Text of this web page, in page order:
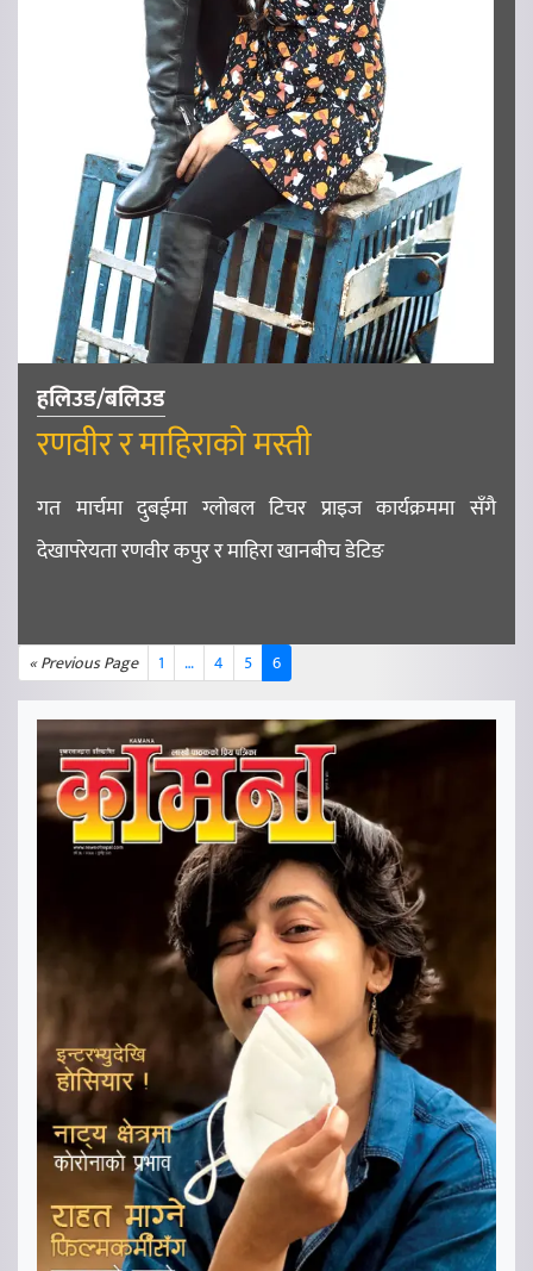
हलिउड/बलिउड
रणवीर र माहिराको मस्ती
गत मार्चमा दुबईमा ग्लोबल टिचर प्राइज कार्यक्रममा सँगै
देखापरेयता रणवीर कपुर र माहिरा खानबीच डेटिङ
« Previous Page 1 … 4 5 6